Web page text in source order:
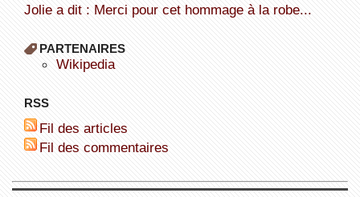
Jolie a dit : Merci pour cet hommage à la robe...
PARTENAIRES
wikipedia
RSS
Fil des articles
Fil des commentaires